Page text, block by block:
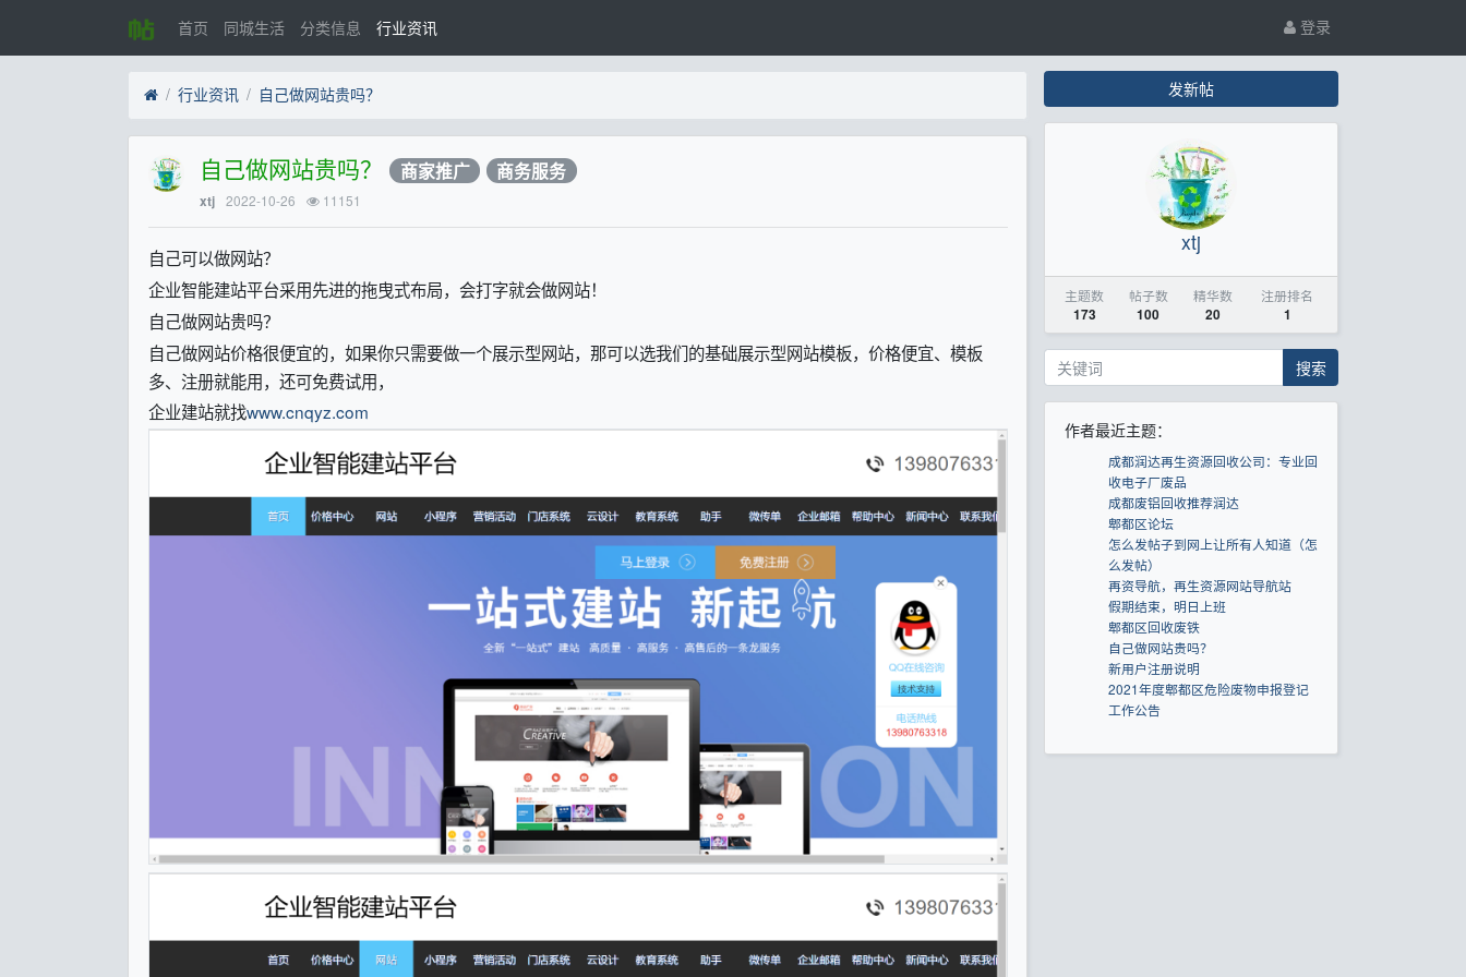
首页 同城生活 分类信息 行业资讯 登录
行业资讯 自己做网站贵吗？
自己做网站贵吗？ 商家推广 商务服务
xtj 2022-10-26 11151
自己可以做网站？
企业智能建站平台采用先进的拖曳式布局，会打字就会做网站！
自己做网站贵吗？
自己做网站价格很便宜的，如果你只需要做一个展示型网站，那可以选我们的基础展示型网站模板，价格便宜、模板
多、注册就能用，还可免费试用，
企业建站就找www.cnqyz.com
发新帖
xtj
主题数
173
帖子数
100
精华数
20
注册排名
1
搜索
作者最近主题：
成都润达再生资源回收公司：专业回
收电子厂废品
成都废铝回收推荐润达
郫都区论坛
怎么发帖子到网上让所有人知道（怎
么发帖）
再资导航，再生资源网站导航站
假期结束，明日上班
郫都区回收废铁
自己做网站贵吗？
新用户注册说明
2021年度郫都区危险废物申报登记
工作公告